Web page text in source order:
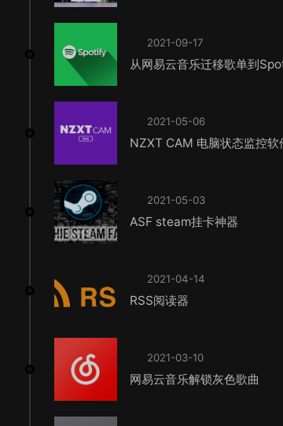
2021-09-17
从网易云音乐迁移歌单到
2021-05-06
NZXT CAM 电脑状态监控软
2021-05-03
ASF steam挂卡神器
2021-04-14
RSS阅读器
2021-03-10
网易云音乐解锁灰色歌曲